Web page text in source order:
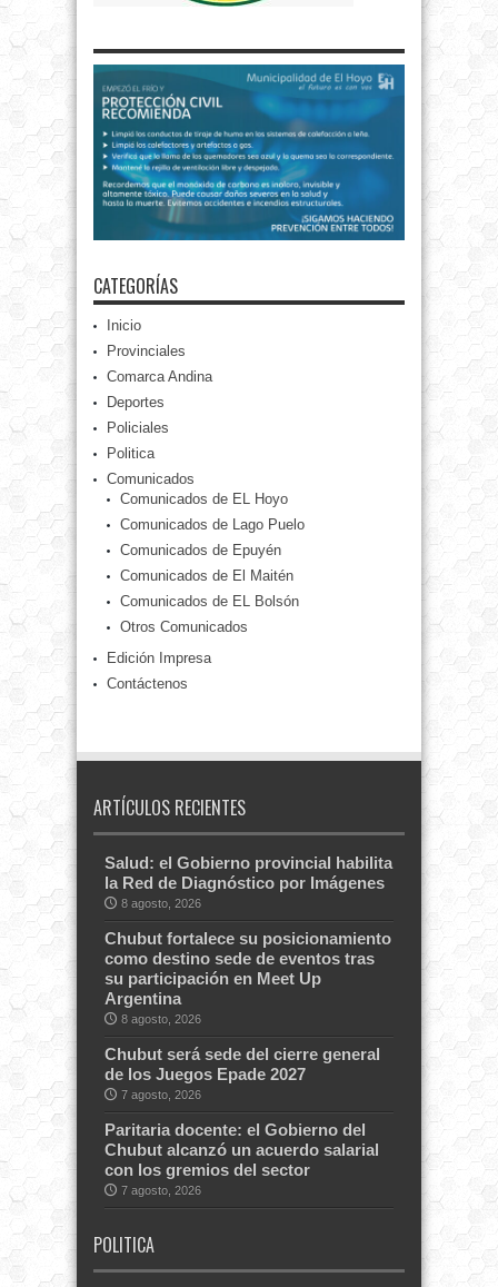
CATEGORÍAS
Inicio
Provinciales
Comarca Andina
Deportes
Policiales
Politica
Comunicados
Comunicados de EL Hoyo
Comunicados de Lago Puelo
Comunicados de Epuyén
Comunicados de El Maitén
Comunicados de EL Bolsón
Otros Comunicados
Edición Impresa
Contáctenos
ARTÍCULOS RECIENTES
Salud: el Gobierno provincial habilita
la Red de Diagnóstico por Imágenes
8 agosto, 2026
Chubut fortalece su posicionamiento
como destino sede de eventos tras
su participación en Meet Up
Argentina
8 agosto, 2026
Chubut será sede del cierre general
de los Juegos Epade 2027
7 agosto, 2026
Paritaria docente: el Gobierno del
Chubut alcanzó un acuerdo salarial
con los gremios del sector
7 agosto, 2026
POLITICA